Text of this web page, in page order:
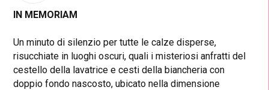
IN MEMORIAM
Un minuto di silenzio per tutte le calze disperse,
risucchiate in luoghi oscuri, quali i misteriosi anfratti del
cestello della lavatrice e cesti della biancheria con
doppio fondo nascosto, ubicato nella dimensione